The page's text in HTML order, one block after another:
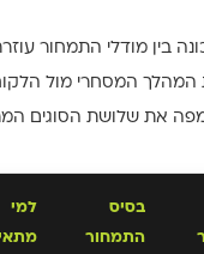
בין מודלי התמחור
המהלך המסחרי מול
את שלושת הסוגים
בסיס
התמחור
למי